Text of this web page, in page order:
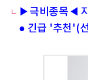
▶극비종목◀
● 긴급 '추천'(